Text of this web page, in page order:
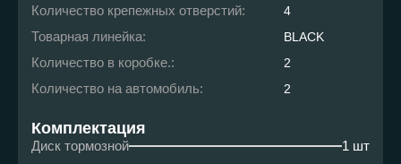
Количество крепежных отверстий: 4
Товарная линейка: BLACK
Количество в коробке.: 2
Количество на автомобиль: 2
Комплектация
Диск тормозной 1 шт